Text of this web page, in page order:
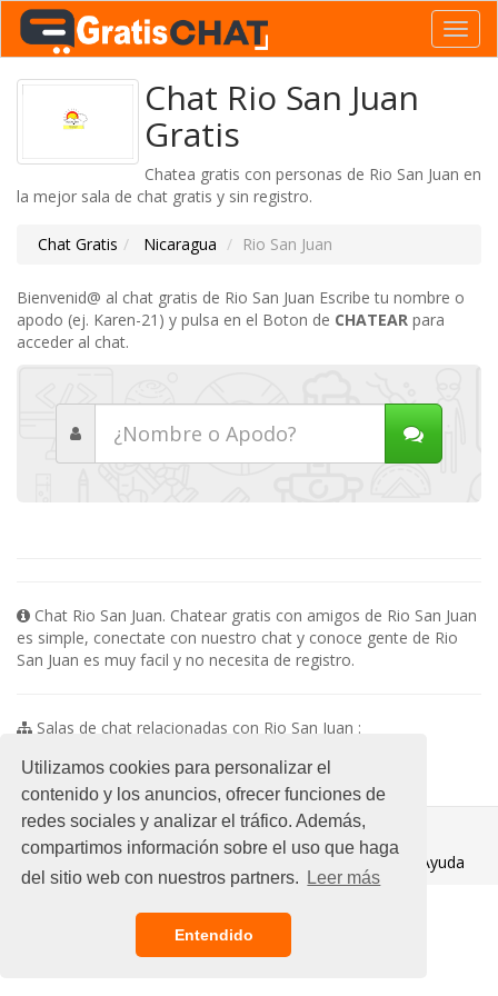
Utilizamos cookies para personalizar el
contenido y los anuncios, ofrecer funciones de
redes sociales y analizar el tráfico. Además,
compartimos información sobre el uso que haga
del sitio web con nuestros partners.
Leer más
Entendido
Chat Rio San Juan
Gratis
Chatea gratis con personas de Rio San Juan en
la mejor sala de chat gratis y sin registro.
Chat Gratis Nicaragua Rio San Juan
Bienvenid@ al chat gratis de Rio San Juan Escribe tu nombre o
apodo (ej. Karen-21) y pulsa en el Boton de CHATEAR para
acceder al chat.
Chat Rio San Juan. Chatear gratis con amigos de Rio San Juan
es simple, conectate con nuestro chat y conoce gente de Rio
San Juan es muy facil y no necesita de registro.
Salas de chat relacionadas con Rio San Juan :
No existen subsalas en esta categoria
© 2021 Chat Gratis
Aviso legal
Ayuda